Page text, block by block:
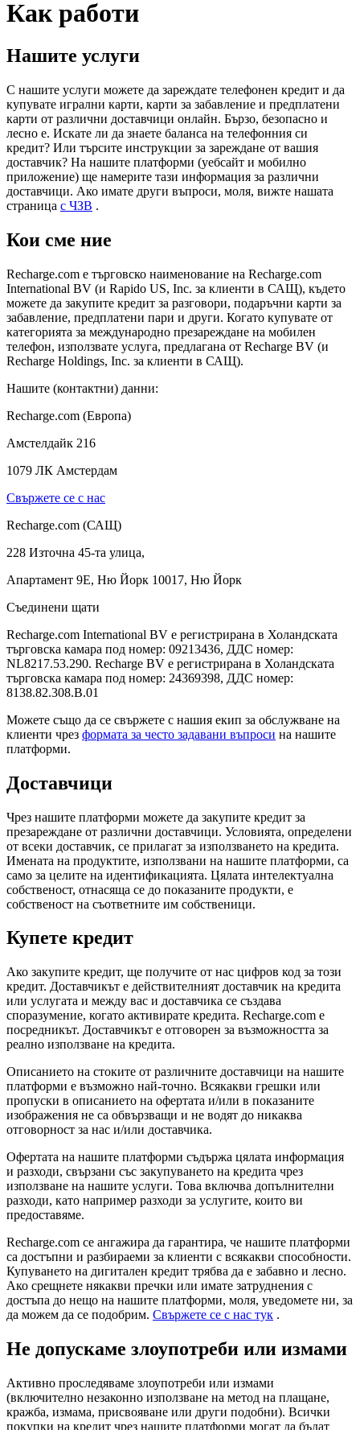
Как работи
Нашите услуги
С нашите услуги можете да зареждате телефонен кредит и да
купувате игрални карти, карти за забавление и предплатени
карти от различни доставчици онлайн. Бързо, безопасно и
лесно е. Искате ли да знаете баланса на телефонния си
кредит? Или търсите инструкции за зареждане от вашия
доставчик? На нашите платформи (уебсайт и мобилно
приложение) ще намерите тази информация за различни
доставчици. Ако имате други въпроси, моля, вижте нашата
страница с ЧЗВ .
Кои сме ние
Recharge.com е търговско наименование на Recharge.com
International BV (и Rapido US, Inc. за клиенти в САЩ), където
можете да закупите кредит за разговори, подаръчни карти за
забавление, предплатени пари и други. Когато купувате от
категорията за международно презареждане на мобилен
телефон, използвате услуга, предлагана от Recharge BV (и
Recharge Holdings, Inc. за клиенти в САЩ).
Нашите (контактни) данни:
Recharge.com (Европа)
Амстелдайк 216
1079 ЛК Амстердам
Свържете се с нас
Recharge.com (САЩ)
228 Източна 45-та улица,
Апартамент 9E, Ню Йорк 10017, Ню Йорк
Съединени щати
Recharge.com International BV е регистрирана в Холандската
търговска камара под номер: 09213436, ДДС номер:
NL8217.53.290. Recharge BV е регистрирана в Холандската
търговска камара под номер: 24369398, ДДС номер:
8138.82.308.B.01
Можете също да се свържете с нашия екип за обслужване на
клиенти чрез формата за често задавани въпроси на нашите
платформи.
Доставчици
Чрез нашите платформи можете да закупите кредит за
презареждане от различни доставчици. Условията, определени
от всеки доставчик, се прилагат за използването на кредита.
Имената на продуктите, използвани на нашите платформи, са
само за целите на идентификацията. Цялата интелектуална
собственост, отнасяща се до показаните продукти, е
собственост на съответните им собственици.
Купете кредит
Ако закупите кредит, ще получите от нас цифров код за този
кредит. Доставчикът е действителният доставчик на кредита
или услугата и между вас и доставчика се създава
споразумение, когато активирате кредита. Recharge.com е
посредникът. Доставчикът е отговорен за възможността за
реално използване на кредита.
Описанието на стоките от различните доставчици на нашите
платформи е възможно най-точно. Всякакви грешки или
пропуски в описанието на офертата и/или в показаните
изображения не са обвързващи и не водят до никаква
отговорност за нас и/или доставчика.
Офертата на нашите платформи съдържа цялата информация
и разходи, свързани със закупуването на кредита чрез
използване на нашите услуги. Това включва допълнителни
разходи, като например разходи за услугите, които ви
предоставяме.
Recharge.com се ангажира да гарантира, че нашите платформи
са достъпни и разбираеми за клиенти с всякакви способности.
Купуването на дигитален кредит трябва да е забавно и лесно.
Ако срещнете някакви пречки или имате затруднения с
достъпа до нещо на нашите платформи, моля, уведомете ни, за
да можем да се подобрим. Свържете се с нас тук .
Не допускаме злоупотреби или измами
Активно проследяваме злоупотреби или измами
(включително незаконно използване на метод на плащане,
кражба, измама, присвояване или други подобни). Всички
покупки на кредит чрез нашите платформи могат да бъдат